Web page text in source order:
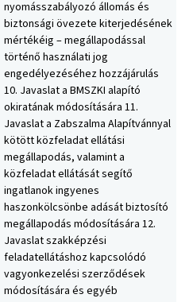
nyomásszabályozó állomás és
biztonsági övezete kiterjedésének
mértékéig – megállapodással
történő használati jog
engedélyezéséhez hozzájárulás
10. Javaslat a BMSZKI alapító
okiratának módosítására 11.
Javaslat a Zabszalma Alapítvánnyal
kötött közfeladat ellátási
megállapodás, valamint a
közfeladat ellátását segítő
ingatlanok ingyenes
haszonkölcsönbe adását biztosító
megállapodás módosítására 12.
Javaslat szakképzési
feladatellátáshoz kapcsolódó
vagyonkezelési szerződések
módosítására és egyéb